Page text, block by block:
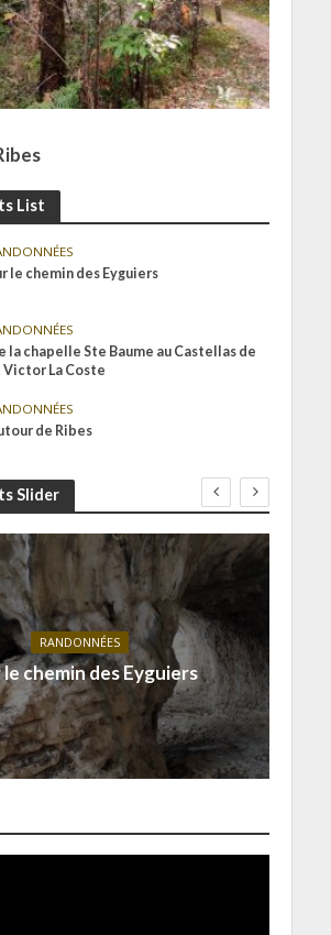
List
le chemin des Eyguiers
la chapelle Ste Baume au Castellas de
Victor La Coste
de Ribes
Slider
RANDONNÉES
le chemin des Eyguiers